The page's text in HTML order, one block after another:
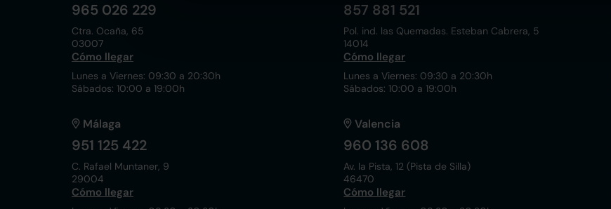
965 026 229
Ctra. Ocaña, 65
03007
Cómo llegar
Lunes a Viernes: 09:30 a 20:30h
Sábados: 10:00 a 19:00h
857 881 521
Pol. ind. las Quemadas. Esteban Cabrera, 5
14014
Cómo llegar
Lunes a Viernes: 09:30 a 20:30h
Sábados: 10:00 a 19:00h
Málaga
951 125 422
C. Rafael Muntaner, 9
29004
Cómo llegar
Valencia
960 136 608
Av. la Pista, 12 (Pista de Silla)
46470
Cómo llegar